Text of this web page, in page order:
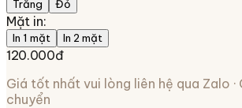
Trắng Đỏ
Mặt in:
In 1 mặt In 2 mặt
120.000đ
Giá tốt nhất vui lòng liên hệ qua Zalo ·
chuyển